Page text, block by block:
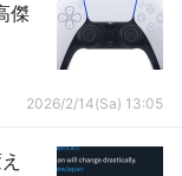
傑
2026/2/14(Sa) 13:05